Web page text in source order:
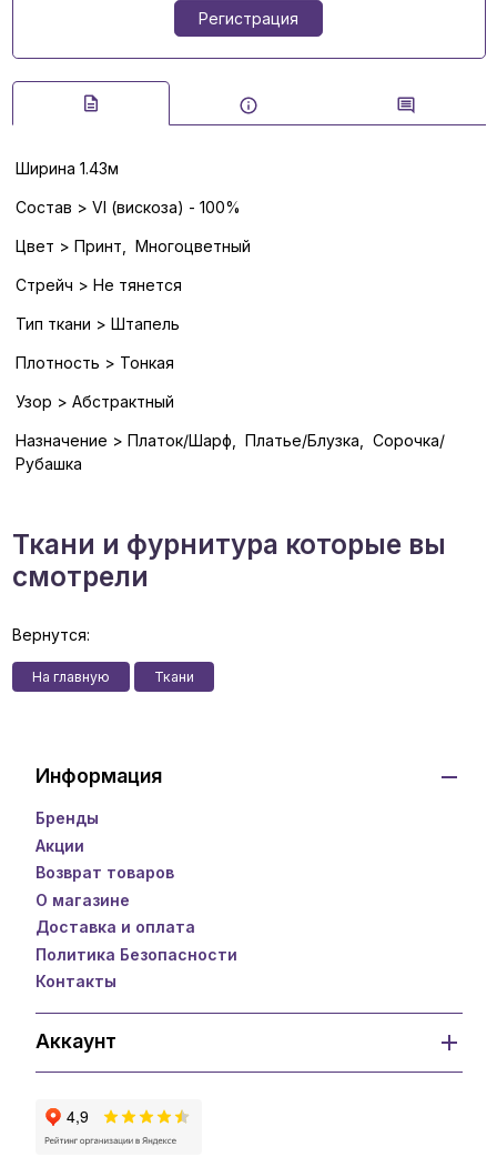
Регистрация
Ширина 1.43м
Состав > VI (вискоза) - 100%
Цвет > Принт, Многоцветный
Стрейч > Не тянется
Тип ткани > Штапель
Плотность > Тонкая
Узор > Абстрактный
Назначение > Платок/Шарф, Платье/Блузка, Сорочка/
Рубашка
Ткани и фурнитура которые вы
смотрели
Вернутся:
На главную Ткани
Информация
Бренды
Акции
Возврат товаров
О магазине
Доставка и оплата
Политика Безопасности
Контакты
Аккаунт